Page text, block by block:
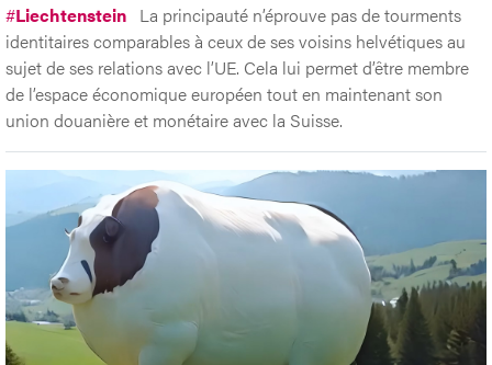
#Liechtenstein La principauté n’éprouve pas de tourments
identitaires comparables à ceux de ses voisins helvétiques au
sujet de ses relations avec l’UE. Cela lui permet d’être membre
de l’espace économique européen tout en maintenant son
union douanière et monétaire avec la Suisse.